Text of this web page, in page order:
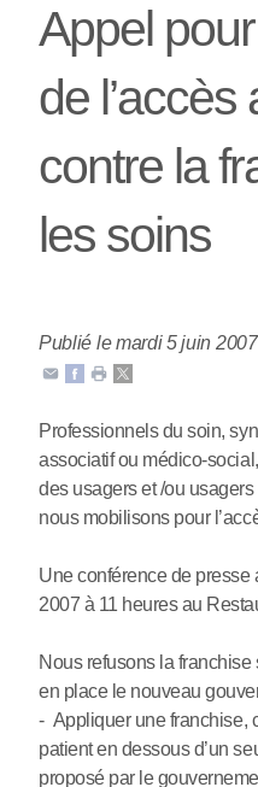
Appel
de l’accès
contre la
les soins
Publié le mardi 5 juin 2007
Professionnels du soin,
associatif ou médico-
des usagers et /ou
nous mobilisons pour
Une conférence de presse
2007 à 11 heures au
Nous refusons la
en place le nouveau
- Appliquer une franchise,
patient en dessous d’un
proposé par le